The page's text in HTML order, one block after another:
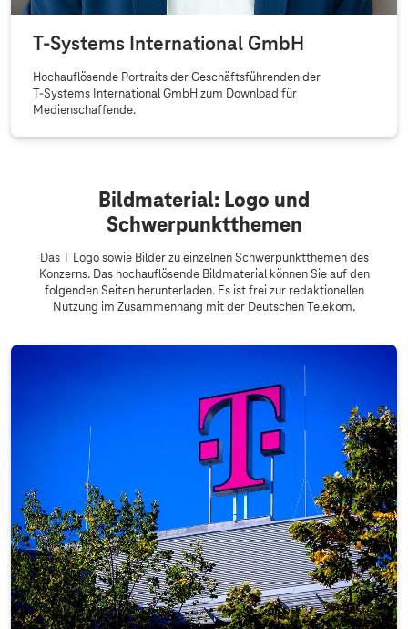
T-Systems International GmbH
Hochauflösende Portraits der Geschäftsführenden der
T-Systems International GmbH zum Download für
Medienschaffende.
Bildmaterial: Logo und
Schwerpunktthemen
Das T Logo sowie Bilder zu einzelnen Schwerpunktthemen des
Konzerns. Das hochauflösende Bildmaterial können Sie auf den
folgenden Seiten herunterladen. Es ist frei zur redaktionellen
Nutzung im Zusammenhang mit der Deutschen Telekom.